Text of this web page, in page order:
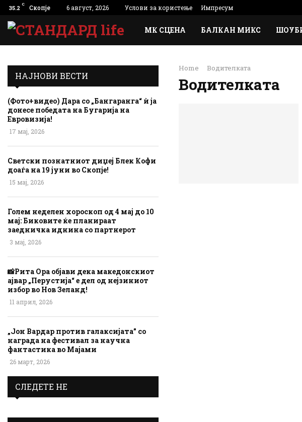
35.2 C Скопје 6 август, 2026 Услови за користење Импресум
МК СЦЕНА БАЛКАН МИКС
Home Водителката
Водителката
НАЈНОВИ ВЕСТИ
(Фото+видео) Дара со „Бангаранга“ ѝ ја
донесе победата на Бугарија на
Евровизија!
17 мај, 2026
Светски познатниот диџеј Блек Кофи
доаѓа на 19 јуни во Скопје!
15 мај, 2026
Голем неделен хороскоп од 4 мај до 10
мај: Биковите ќе планираат
заедничка иднина со партнерот
3 мај, 2026
📸Рита Ора објави дека македонскиот
ајвар „Перустија“ е дел од нејзиниот
избор во Нов Зеланд!
11 април, 2026
„Јон Вардар против галаксијата” со
награда на фестивал за научна
фантастика во Мајами
26 март, 2026
СЛЕДЕТЕ НЕ